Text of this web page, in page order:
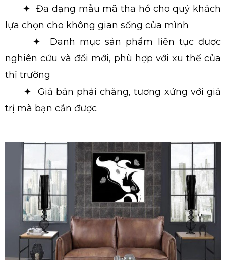
✦ Đa dạng mẫu mã tha hồ cho quý khách
lựa chọn cho không gian sống của mình
✦ Danh mục sản phẩm liên tục được
nghiên cứu và đổi mới, phù hợp với xu thế của
thị trường
✦ Giá bán phải chăng, tương xứng với giá
trị mà bạn cần được